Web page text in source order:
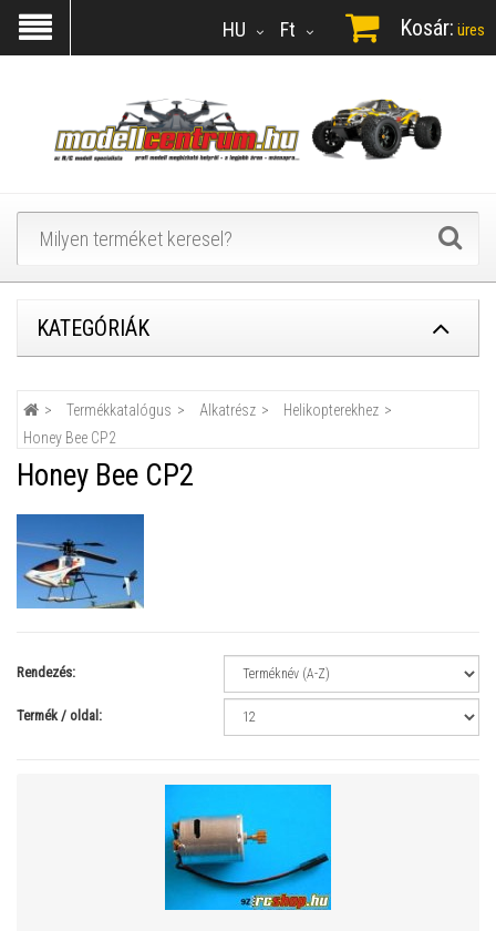
Ft
HU Kosár: üres
KATEGÓRIÁK
Termékkatalógus Alkatrész
Helikopterekhez
Honey Bee CP2
Honey Bee CP2
Rendezés:
Termék / oldal: